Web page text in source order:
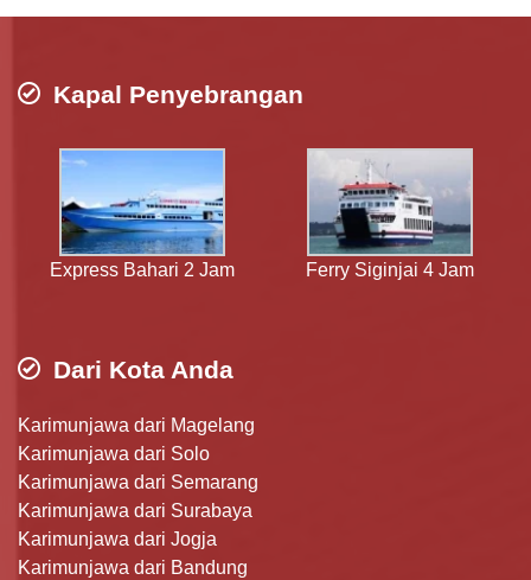
Kapal Penyebrangan
Express Bahari 2 Jam Ferry Siginjai 4 Jam
Dari Kota Anda
Karimunjawa dari Magelang
Karimunjawa dari Solo
Karimunjawa dari Semarang
Karimunjawa dari Surabaya
Karimunjawa dari Jogja
Karimunjawa dari Bandung